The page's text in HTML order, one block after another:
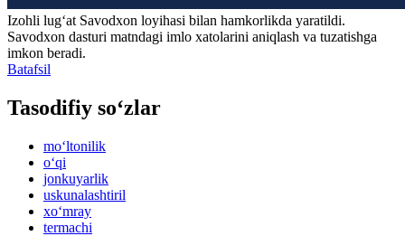
Izohli lugʻat Savodxon loyihasi bilan hamkorlikda yaratildi.
Savodxon dasturi matndagi imlo xatolarini aniqlash va tuzatishga
imkon beradi.
Batafsil
Tasodifiy so‘zlar
mo‘ltonilik
o‘qi
jonkuyarlik
uskunalashtiril
xo‘mray
termachi